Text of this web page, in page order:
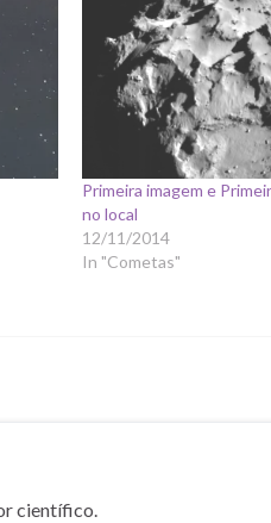
Primeira imagem e
no local
12/11/2014
In "Cometas"
científico.